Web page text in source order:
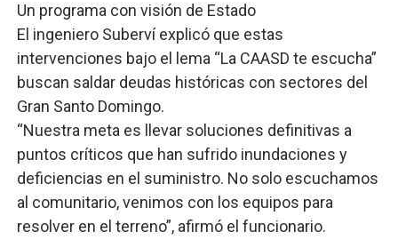
​Un programa con visión de Estado
​El ingeniero Suberví explicó que estas
intervenciones bajo el lema “La CAASD te escucha”
buscan saldar deudas históricas con sectores del
Gran Santo Domingo.
​“Nuestra meta es llevar soluciones definitivas a
puntos críticos que han sufrido inundaciones y
deficiencias en el suministro. No solo escuchamos
al comunitario, venimos con los equipos para
resolver en el terreno”, afirmó el funcionario.